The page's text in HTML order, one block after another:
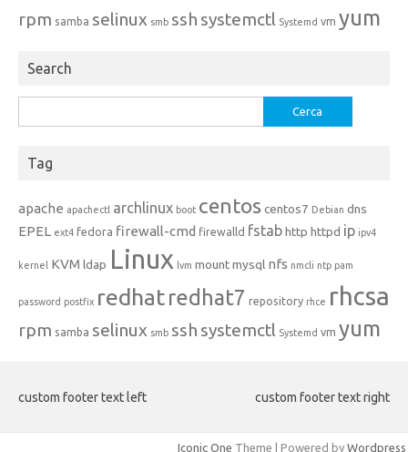
rpm samba selinux smb ssh systemctl Systemd vm yum
Search
per:
Tag
apache apachectl archlinux boot centoscentos7 Debian dns
EPEL ext4 fedora firewall-cmd firewalld fstabhttp httpd ip ipv4
kernel KVM ldap Linux lvm mountmysql nfs nmcli ntp pam
password postfix redhatredhat7 repository rhce rhcsa
rpm samba selinux smb ssh systemctl Systemd vm yum
custom footer text left custom footer text right
Iconic One Theme | Powered by Wordpress